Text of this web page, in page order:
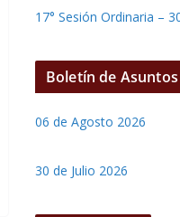
17° Sesión Ordinaria –
Boletín de
06 de Agosto 2026
30 de Julio 2026